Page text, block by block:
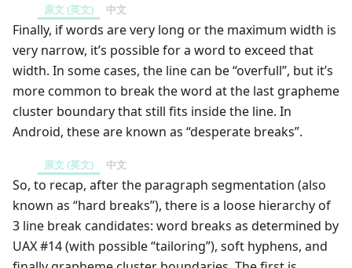
原文 (英文) 中文
Finally, if words are very long or the maximum width is
very narrow, it’s possible for a word to exceed that
width. In some cases, the line can be “overfull”, but it’s
more common to break the word at the last grapheme
cluster boundary that still fits inside the line. In
Android, these are known as “desperate breaks”.
原文 (英文) 中文
So, to recap, after the paragraph segmentation (also
known as “hard breaks”), there is a loose hierarchy of
3 line break candidates: word breaks as determined by
UAX #14 (with possible “tailoring”), soft hyphens, and